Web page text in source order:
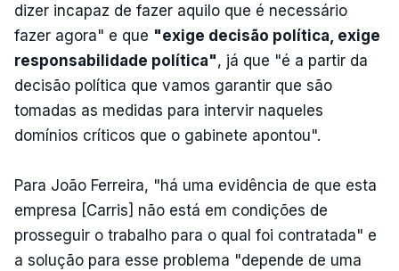
dizer incapaz de fazer aquilo que é necessário
fazer agora" e que "exige decisão política, exige
responsabilidade política", já que "é a partir da
decisão política que vamos garantir que são
tomadas as medidas para intervir naqueles
domínios críticos que o gabinete apontou".
Para João Ferreira, "há uma evidência de que esta
empresa [Carris] não está em condições de
prosseguir o trabalho para o qual foi contratada" e
a solução para esse problema "depende de uma